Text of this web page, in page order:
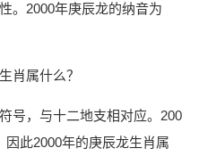
。2000年庚辰龙的纳音为
肖属什么？
号，与十二地支相对应。200
此2000年的庚辰龙生肖属